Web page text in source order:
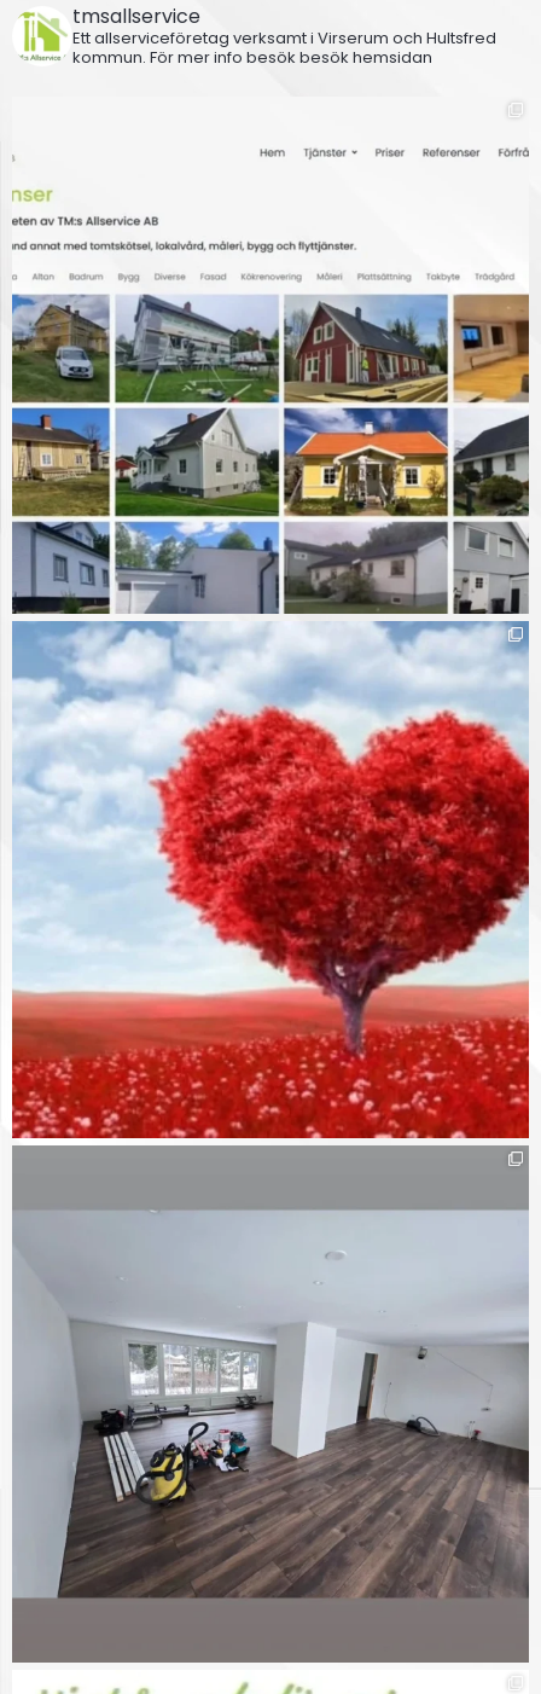
tmsallservice
Ett allserviceföretag verksamt i Virserum och Hultsfred
kommun. För mer info besök besök hemsidan